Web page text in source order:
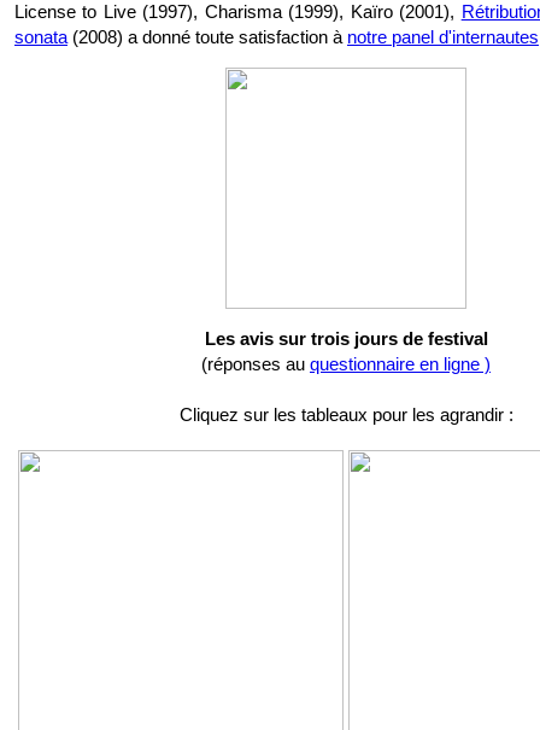
License to Live (1997), Charisma (1999), Kaïro (2001),
sonata (2008) a donné toute satisfaction à notre panel d'internautes
Les avis sur trois jours de festival
(réponses au questionnaire en ligne )
Cliquez sur les tableaux pour les agrandir :